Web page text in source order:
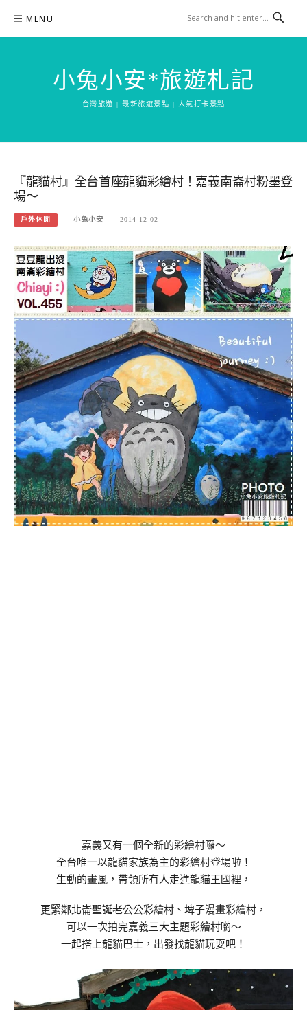
content
MENU
小兔小安*旅遊札記
台灣旅遊 | 最新旅遊景點 | 人氣打卡景點
『龍貓村』全台首座龍貓彩繪村！嘉義南崙村粉墨登
場～
戶外休閒 小兔小安 2014-12-02
嘉義又有一個全新的彩繪村囉～
全台唯一以龍貓家族為主的彩繪村登場啦！
生動的畫風，帶領所有人走進龍貓王國裡，
更緊鄰北崙聖誕老公公彩繪村、埤子漫畫彩繪村，
可以一次拍完嘉義三大主題彩繪村喲～
一起搭上龍貓巴士，出發找龍貓玩耍吧！